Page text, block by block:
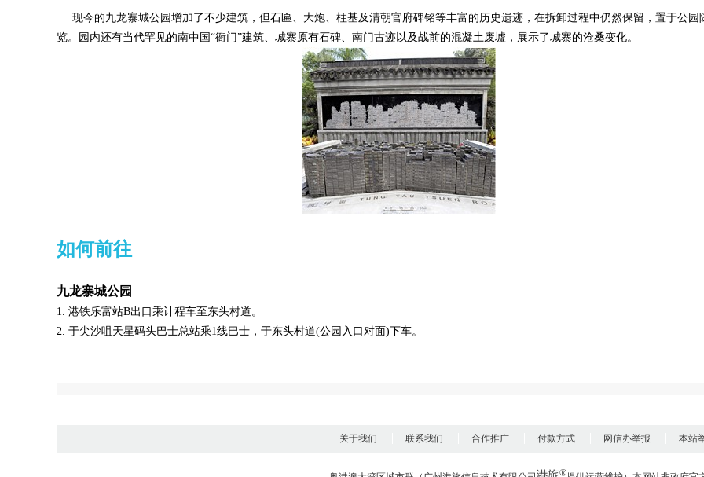
现今的九龙寨城公园增加了不少建筑，但石匾、大炮、柱基及清朝官府碑铭等丰富的历史遗迹，在拆卸过程中仍然保留，置于公园
览。园内还有当代罕见的南中国“衙门”建筑、城寨原有石碑、南门古迹以及战前的混凝土废墟，展示了城寨的沧桑变化。
如何前往
九龙寨城公园
1. 港铁乐富站B出口乘计程车至东头村道。
2. 于尖沙咀天星码头巴士总站乘1线巴士，于东头村道(公园入口对面)下车。
关于我们 联系我们 合作推广 付款方式 网信办举报 本站